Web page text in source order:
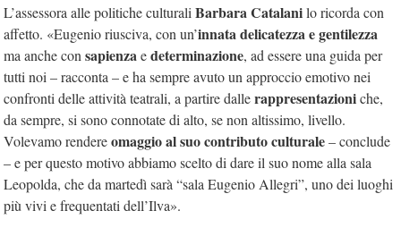
L’assessora alle politiche culturali Barbara Catalanilo ricorda con
affetto. «Eugenio riusciva, con un’innata delicatezza e gentilezza
ma anche con sapienzaedeterminazione, ad essere una guida per
tutti noi – racconta – e ha sempre avuto un approccio emotivo nei
confronti delle attività teatrali, a partire dallerappresentazioniche,
da sempre, si sono connotate di alto, se non altissimo, livello.
Volevamo rendereomaggio al suo contributo culturale– conclude
– e per questo motivo abbiamo scelto di dare il suo nome alla sala
Leopolda, che da martedì sarà “sala Eugenio Allegri”, uno dei luoghi
più vivi e frequentati dell’Ilva».